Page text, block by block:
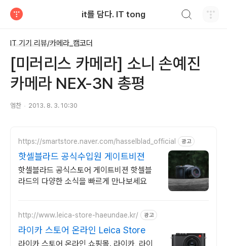
it를 담다. IT tong
IT 기기 리뷰/카메라_캠코더
[미러리스 카메라] 소니 손예진
카메라 NEX-3N 총평
엠찬 2013. 8. 3. 10:30
https://smartstore.naver.com/hasselblad_official 광고
핫셀블라드 공식수입원 게이트비젼
핫셀블라드 공식스토어 게이트비젼 핫셀블
라드의 다양한 소식을 빠르게 만나보세요
http://www.leica-store-haeundae.kr/ 광고
라이카 스토어 온라인 Leica Store
라이카 스토어 온라인 쇼핑몰. 라이카, 라이